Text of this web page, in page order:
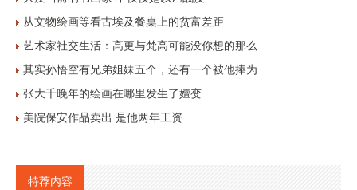
从文物绘画等看古埃及餐桌上的贫富差距
艺术家社交生活：高更与梵高可能没你想的那么
其实孙悟空有兄弟姐妹五个，还有一个被他捧为
张大千晚年的绘画在哪里发生了嬗变
美院保安作品卖出 是他两年工资
特荐内容